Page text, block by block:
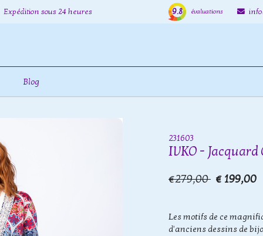
Expédition sous 24 heures 9.8 évaluations
Blog
231603
IVKO - Jacquard
€279,00 € 199,00
Les motifs de ce
d'anciens dessins de